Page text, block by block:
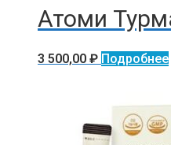
Атоми
3 500,00 ₽ Подробнее